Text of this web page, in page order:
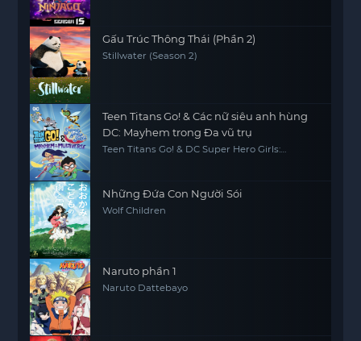
Gấu Trúc Thông Thái (Phần 2)
Stillwater (Season 2)
Teen Titans Go! & Các nữ siêu anh hùng
DC: Mayhem trong Đa vũ trụ
Teen Titans Go! & DC Super Hero Girls:
Những Đứa Con Người Sói
Wolf Children
Naruto phần 1
Naruto Dattebayo